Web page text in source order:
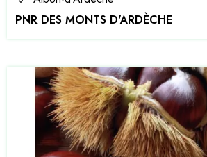
PNR DES MONTS D'ARDÈCHE